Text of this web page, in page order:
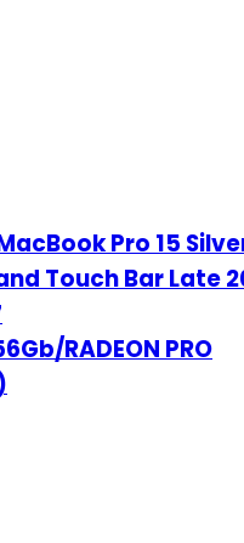
Pro 15
Touch Bar Late
RADEON PRO